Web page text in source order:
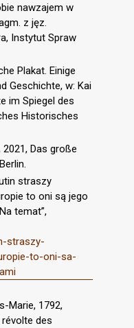
nawzajem w
z jęz.
Instytut Spraw
Plakat. Einige
Geschichte, w: Kai
im Spiegel des
Historisches
Das große
straszy
to oni są jego
temat”,
straszy-
to-oni-sa-
Marie, 1792,
des